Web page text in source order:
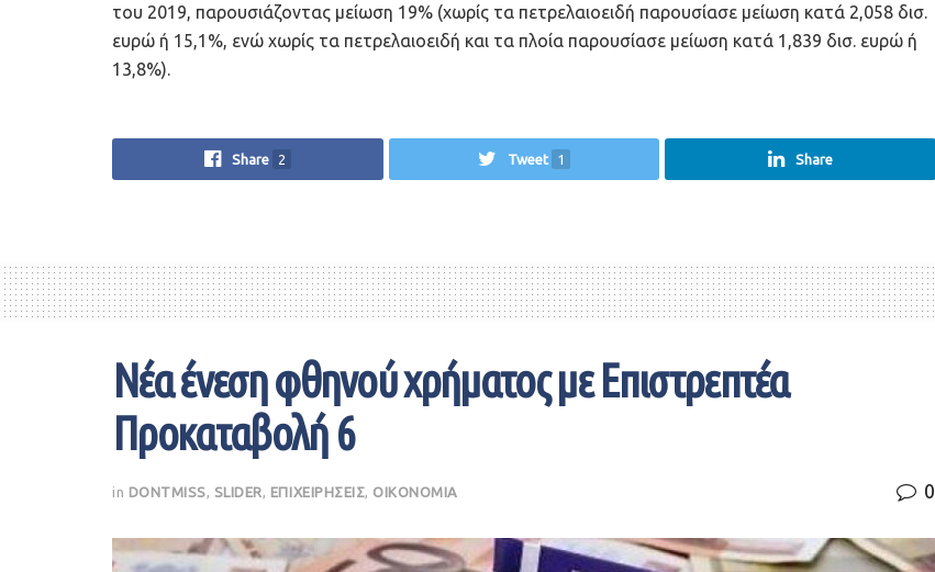
του 2019, παρουσιάζοντας μείωση 19% (χωρίς τα πετρελαιοειδή παρουσίασε μείωση κατά 2,058 δισ.
ευρώ ή 15,1%, ενώ χωρίς τα πετρελαιοειδή και τα πλοία παρουσίασε μείωση κατά 1,839 δισ. ευρώ ή
13,8%).
Share 2 Tweet 1 Share
Νέα ένεση φθηνού χρήματος με Επιστρεπτέα
Προκαταβολή 6
in DONTMISS SLIDER ΕΠΙΧΕΙΡΗΣΕΙΣ ΟΙΚΟΝΟΜΙΑ 0